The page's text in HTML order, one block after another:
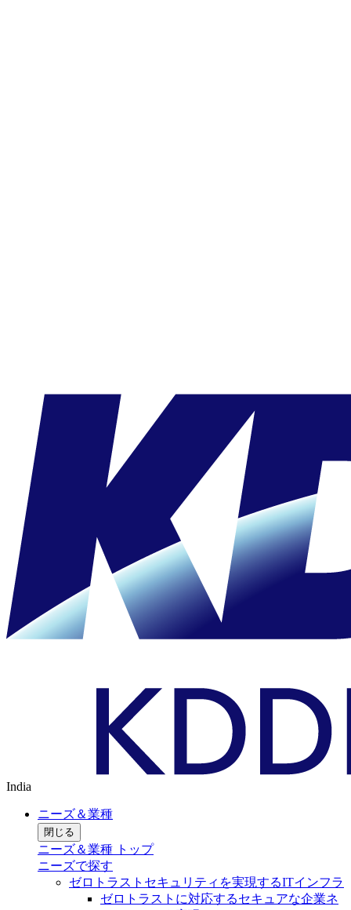
India
ニーズ＆業種
閉じる
ニーズ＆業種 トップ
ニーズで探す
ゼロトラストセキュリティを実現するITインフラ
ゼロトラストに対応するセキュアな企業ネ